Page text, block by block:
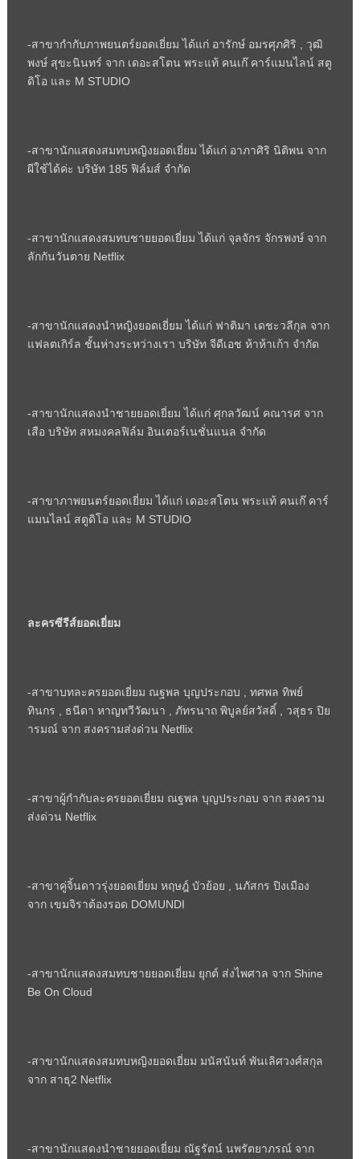
-สาขากำกับภาพยนตร์ยอดเยี่ยม ได้แก่ อารักษ์ อมรศุภศิริ
วุฒิ
พงษ์ สุขะนินทร์ จาก เดอะสโตน พระแท้ คนเก๊ คาร์แมนไลน์ สตู
ดิโอ และ M STUDIO
-สาขานักแสดงสมทบหญิงยอดเยี่ยม ได้แก่ อาภาศิริ นิติพน จาก
ผีใช้ได้ค่ะ บริษัท 185 ฟิล์มส์ จำกัด
-สาขานักแสดงสมทบชายยอดเยี่ยม ได้แก่ จุลจักร จักรพงษ์ จาก
ลักกันวันตาย Netflix
-สาขานักแสดงนำหญิงยอดเยี่ยม ได้แก่ ฟาติมา เดชะวลีกุล จาก
แฟลตเกิร์ล ชั้นห่างระหว่างเรา บริษัท จีดีเอช ห้าห้าเก้า จำกัด
-สาขานักแสดงนำชายยอดเยี่ยม ได้แก่ ศุกลวัฒน์ คณารศ จาก
เสือ บริษัท สหมงคลฟิล์ม อินเตอร์เนชั่นแนล จำกัด
-สาขาภาพยนตร์ยอดเยี่ยม ได้แก่ เดอะสโตน พระแท้ คนเก๊ คาร์
แมนไลน์ สตูดิโอ และ M STUDIO
ละครซีรีส์ยอดเยี่ยม
-สาขาบทละครยอดเยี่ยม ณฐพล บุญประกอบ
ทศพล ทิพย์
ทินกร
ธนีดา หาญทวีวัฒนา ภัทรนาถ พิบูลย์สวัสดิ์
วสุธร ปิย
ารมณ์ จาก สงครามส่งด่วน Netflix
-สาขาผู้กำกับละครยอดเยี่ยม ณฐพล บุญประกอบ จาก สงคราม
ส่งด่วน Netflix
-สาขาคู่จิ้นดาวรุ่งยอดเยี่ยม หฤษฎ์ บัวย้อย
นภัสกร ปิงเมือง
จาก เขมจิราต้องรอด DOMUNDI
-สาขานักแสดงสมทบชายยอดเยี่ยม ยุกต์ ส่งไพศาล จาก Shine
Be On Cloud
-สาขานักแสดงสมทบหญิงยอดเยี่ยม มนัสนันท์ พันเลิศวงศ์สกุล
จาก สาธุ2 Netflix
-สาขานักแสดงนำชายยอดเยี่ยม ณัฐรัตน์ นพรัตยาภรณ์ จาก